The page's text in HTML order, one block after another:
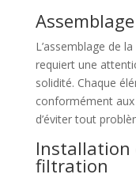
L’assemblage de
requiert une
solidité. Chaque
conformément
d’éviter tout
Installation
filtration